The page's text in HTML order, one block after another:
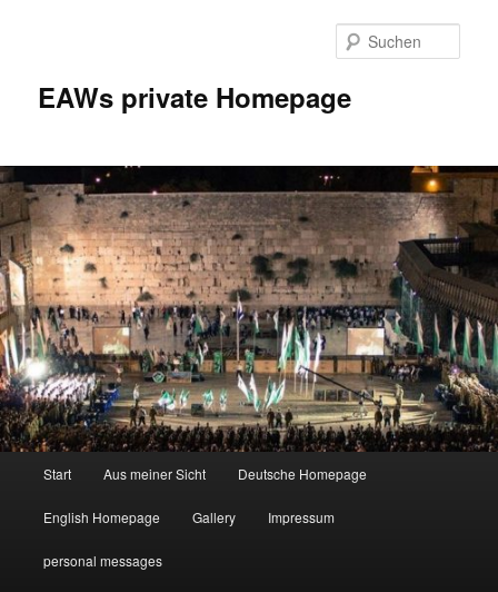
EAWs private Homepage
Start Aus meiner Sicht Deutsche Homepage
English Homepage Gallery Impressum
personal messages